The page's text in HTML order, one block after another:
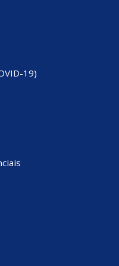
19)